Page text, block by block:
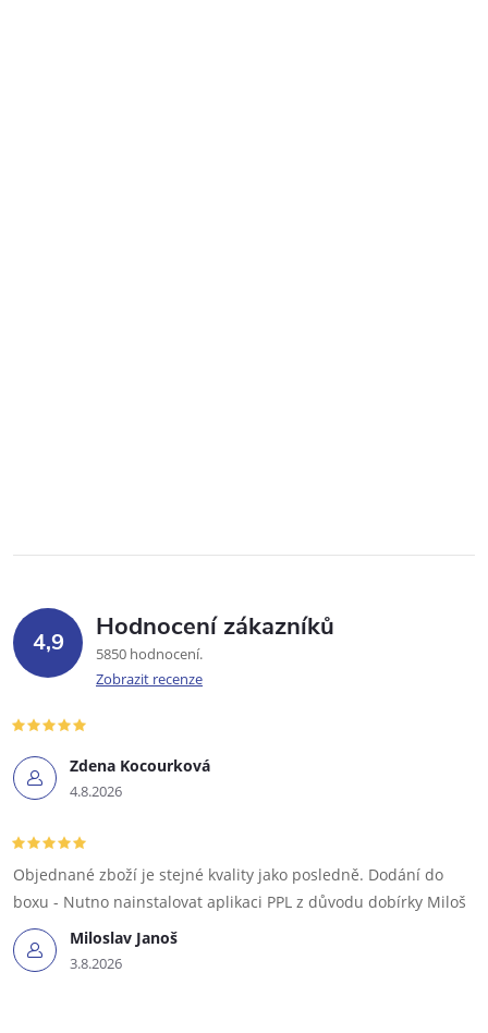
4,9 Hodnocení zákazníků
5850 hodnocení
Zobrazit recenze
Zdena Kocourková
4.8.2026
Miloslav Janoš
3.8.2026
Objednané zboží je stejné kvality jako posledně. Dodání do
boxu - Nutno nainstalovat aplikaci PPL z důvodu dobírky Miloš